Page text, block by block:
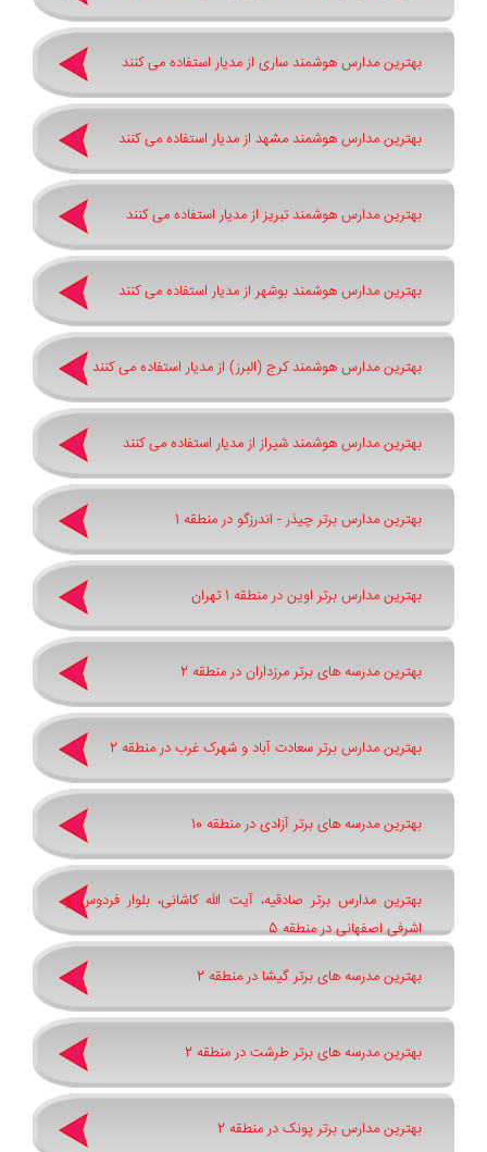
بهترین مدارس هوشمند ساری از مدیار استفاده می کنند
بهترین مدارس هوشمند مشهد از مدیار استفاده می کنند
بهترین مدارس هوشمند تبریز از مدیار استفاده می کنند
بهترین مدارس هوشمند بوشهر از مدیار استفاده می کنند
بهترین مدارس هوشمند کرج (البرز) از مدیار استفاده می کنند
بهترین مدارس هوشمند شیراز از مدیار استفاده می کنند
بهترین مدارس برتر چیذر - اندرزگو در منطقه 1
بهترین مدارس برتر اوین در منطقه 1 تهران
بهترین مدرسه های برتر مرزداران در منطقه 2
بهترین مدارس برتر سعادت آباد و شهرک غرب در منطقه 2
بهترین مدرسه های برتر آزادی در منطقه 10
بهترین مدارس برتر صادقیه، آیت الله کاشانی، بلوار فردوس و
اشرفی اصفهانی در منطقه 5
بهترین مدرسه های برتر گیشا در منطقه 2
بهترین مدرسه های برتر طرشت در منطقه 2
بهترین مدارس برتر پونک در منطقه 2